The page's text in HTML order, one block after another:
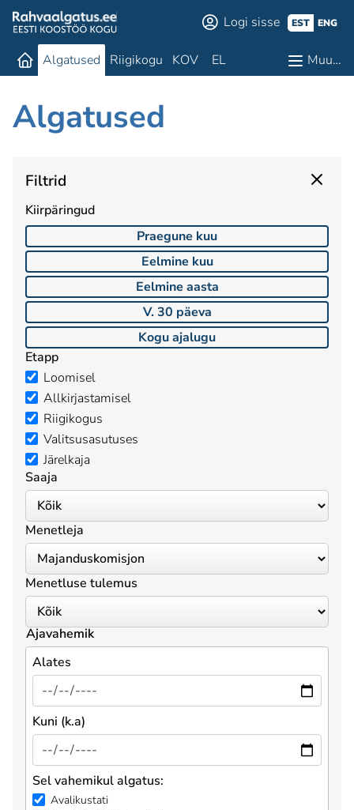
Logi sisse EST ENG
Algatused Riigikogu KOV EL Muu…
Algatused
Filtrid
Kiirpäringud
Praegune kuu
Eelmine kuu
Eelmine aasta
V. 30 päeva
Kogu ajalugu
Etapp
Loomisel
Allkirjastamisel
Riigikogus
Valitsusasutuses
Järelkaja
Saaja
Menetleja
Menetluse tulemus
Ajavahemik
Alates
Kuni (k.a)
Sel vahemikul algatus:
Avalikustati